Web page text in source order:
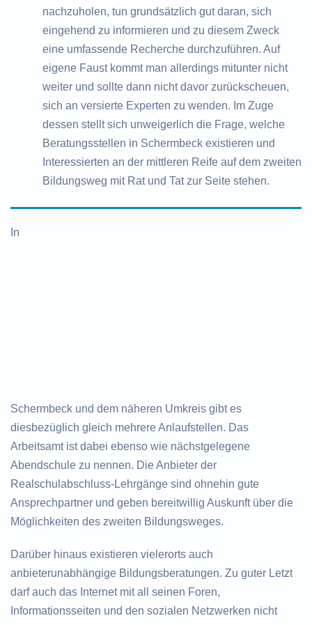
nachzuholen, tun grundsätzlich gut daran, sich
eingehend zu informieren und zu diesem Zweck
eine umfassende Recherche durchzuführen. Auf
eigene Faust kommt man allerdings mitunter nicht
weiter und sollte dann nicht davor zurückscheuen,
sich an versierte Experten zu wenden. Im Zuge
dessen stellt sich unweigerlich die Frage, welche
Beratungsstellen in Schermbeck existieren und
Interessierten an der mittleren Reife auf dem zweiten
Bildungsweg mit Rat und Tat zur Seite stehen.
In
Schermbeck und dem näheren Umkreis gibt es
diesbezüglich gleich mehrere Anlaufstellen. Das
Arbeitsamt ist dabei ebenso wie nächstgelegene
Abendschule zu nennen. Die Anbieter der
Realschulabschluss-Lehrgänge sind ohnehin gute
Ansprechpartner und geben bereitwillig Auskunft über die
Möglichkeiten des zweiten Bildungsweges.
Darüber hinaus existieren vielerorts auch
anbieterunabhängige Bildungsberatungen. Zu guter Letzt
darf auch das Internet mit all seinen Foren,
Informationsseiten und den sozialen Netzwerken nicht